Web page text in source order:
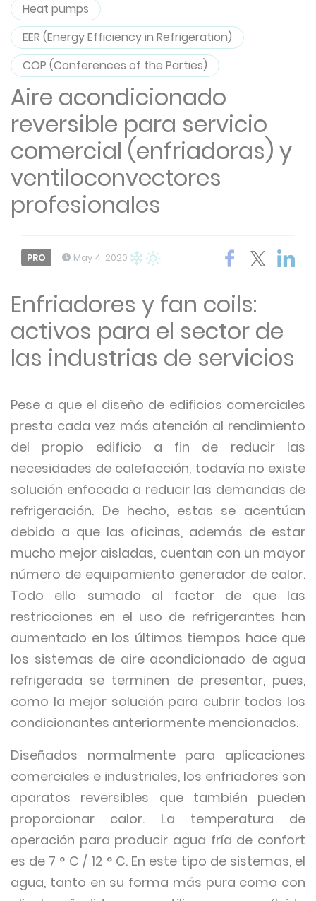
Heat pumps
EER (Energy Efficiency in Refrigeration)
COP (Conferences of the Parties)
Aire acondicionado
reversible para servicio
comercial (enfriadoras) y
ventiloconvectores
profesionales
PRO May 4, 2020
Enfriadores y fan coils:
activos para el sector de
las industrias de servicios
Pese a que el diseño de edificios comerciales
presta cada vez más atención al rendimiento
del propio edificio a fin de reducir las
necesidades de calefacción, todavía no existe
solución enfocada a reducir las demandas de
refrigeración. De hecho, estas se acentúan
debido a que las oficinas, además de estar
mucho mejor aisladas, cuentan con un mayor
número de equipamiento generador de calor.
Todo ello sumado al factor de que las
restricciones en el uso de refrigerantes han
aumentado en los últimos tiempos hace que
los sistemas de aire acondicionado de agua
refrigerada se terminen de presentar, pues,
como la mejor solución para cubrir todos los
condicionantes anteriormente mencionados.
Diseñados normalmente para aplicaciones
comerciales e industriales, los enfriadores son
aparatos reversibles que también pueden
proporcionar calor. La temperatura de
operación para producir agua fría de confort
es de 7 ° C / 12 ° C. En este tipo de sistemas, el
agua, tanto en su forma más pura como con